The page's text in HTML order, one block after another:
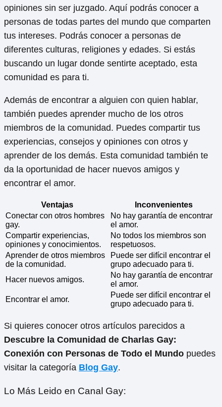
opiniones sin ser juzgado. Aquí podrás conocer a
personas de todas partes del mundo que comparten
tus intereses. Podrás conocer a personas de
diferentes culturas, religiones y edades. Si estás
buscando un lugar donde sentirte aceptado, esta
comunidad es para ti.
Además de encontrar a alguien con quien hablar,
también puedes aprender mucho de los otros
miembros de la comunidad. Puedes compartir tus
experiencias, consejos y opiniones con otros y
aprender de los demás. Esta comunidad también te
da la oportunidad de hacer nuevos amigos y
encontrar el amor.
Ventajas
Inconvenientes
Conectar con otros hombres
gay.
No hay garantía de encontrar
el amor.
Compartir experiencias,
opiniones y conocimientos.
No todos los miembros son
respetuosos.
Aprender de otros miembros
de la comunidad.
Puede ser difícil encontrar el
grupo adecuado para ti.
Hacer nuevos amigos.
No hay garantía de encontrar
el amor.
Encontrar el amor.
Puede ser difícil encontrar el
grupo adecuado para ti.
Si quieres conocer otros artículos parecidos a
Descubre la Comunidad de Charlas Gay:
Conexión con Personas de Todo el Mundo puedes
visitar la categoría Blog Gay.
Lo Más Leido en Canal Gay: